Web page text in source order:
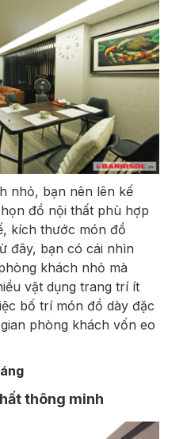
nhỏ, bạn nên lên kế
đồ nội thất phù hợp
kích thước món đồ
đây, bạn có cái nhìn
khách nhỏ mà
vật dụng trang trí ít
bố trí món đồ dày đặc
phòng khách vốn eo
thông minh